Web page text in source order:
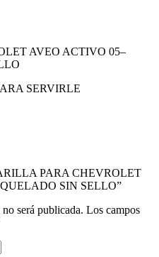
AVEO ACTIVO 05–
SERVIRLE
PARA CHEVROLET
SIN SELLO”
será publicada. Los campos